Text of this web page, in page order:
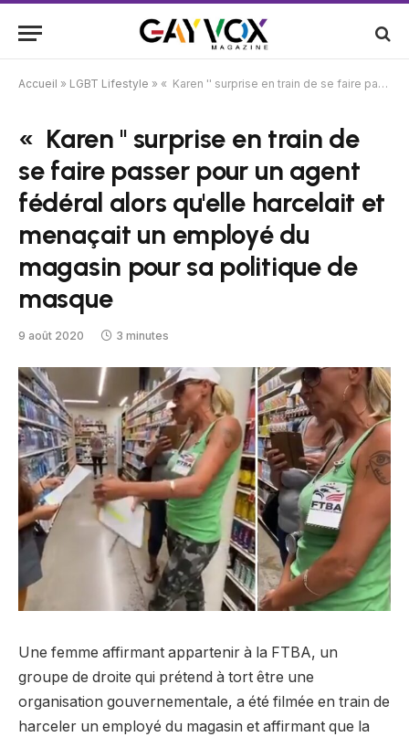
Accueil » LGBT Lifestyle » « Karen '' surprise en train de se faire passer pour un agent fédéral alors qu'elle harcelait et menaçait un employé du magasin pour sa politique de masque
« Karen '' surprise en train de
se faire passer pour un agent
fédéral alors qu'elle harcelait et
menaçait un employé du
magasin pour sa politique de
masque
9 août 2020 3 minutes
Une femme affirmant appartenir à la FTBA, un
groupe de droite qui prétend à tort être une
organisation gouvernementale, a été filmée en train de
harceler un employé du magasin et affirmant que la